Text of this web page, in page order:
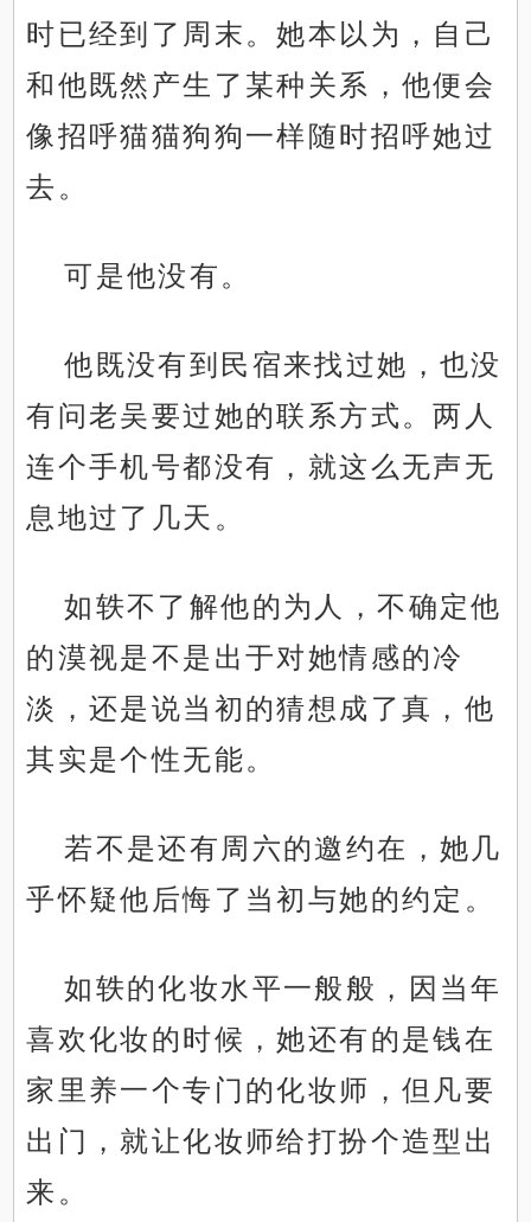
时已经到了周末。她本以为，自己
和他既然产生了某种关系，他便会
像招呼猫猫狗狗一样随时招呼她过
去。
可是他没有。
他既没有到民宿来找过她，也没
有问老吴要过她的联系方式。两人
连个手机号都没有，就这么无声无
息地过了几天。
如轶不了解他的为人，不确定他
的漠视是不是出于对她情感的冷
淡，还是说当初的猜想成了真，他
其实是个性无能。
若不是还有周六的邀约在，她几
乎怀疑他后悔了当初与她的约定。
如轶的化妆水平一般般，因当年
喜欢化妆的时候，她还有的是钱在
家里养一个专门的化妆师，但凡要
出门，就让化妆师给打扮个造型出
来。